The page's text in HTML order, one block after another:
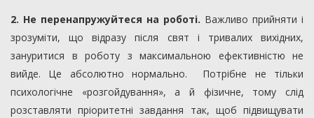
2. Не перенапружуйтеся на роботі. Важливо прийняти і
зрозуміти, що відразу після свят і тривалих вихідних,
зануритися в роботу з максимальною ефективністю не
вийде. Це абсолютно нормально. Потрібне не тільки
психологічне «розгойдування», а й фізичне, тому слід
розставляти пріоритетні завдання так, щоб підвищувати